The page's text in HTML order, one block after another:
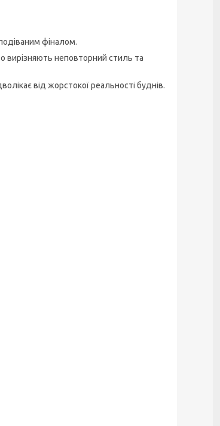
фіналом.
вирізняють неповторний стиль та
від жорстокої реальності буднів.